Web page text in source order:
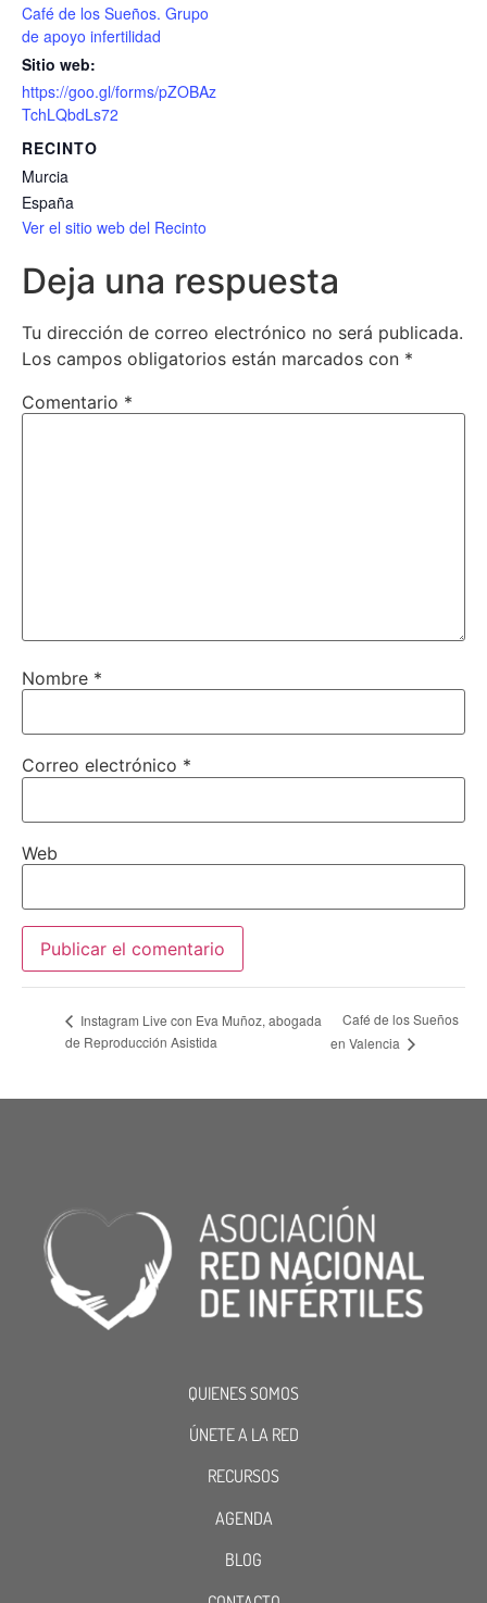
Café de los Sueños. Grupo
de apoyo infertilidad
Sitio web:
https://goo.gl/forms/pZOBAz
TchLQbdLs72
RECINTO
Murcia
España
Ver el sitio web del Recinto
Deja una respuesta
Tu dirección de correo electrónico no será publicada.
Los campos obligatorios están marcados con *
Comentario *
Nombre *
Correo electrónico *
Web
Instagram Live con Eva Muñoz, abogada
de Reproducción Asistida
Café de los Sueños
en Valencia
QUIENES SOMOS
ÚNETE A LA RED
RECURSOS
AGENDA
BLOG